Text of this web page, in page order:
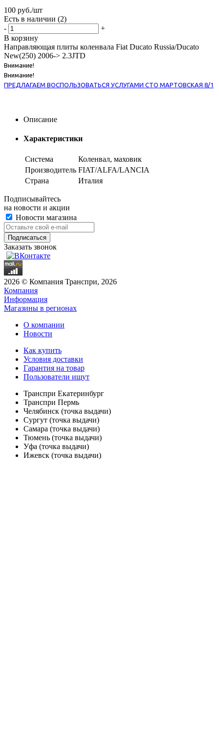
100 руб./шт
Есть в наличии (2)
-
+
В корзину
Направляющая плиты коленвала Fiat Ducato Russia/Ducato
New(250) 2006-> 2.3JTD
Внимание!
Внимание!
ПРЕДЛАГАЕМ ВОСПОЛЬЗОВАТЬСЯ УСЛУГАМИ СТО МАРТОВСКАЯ 8/1
Описание
Характеристики
Система
Коленвал, маховик
Производитель FIAT/ALFA/LANCIA
Страна
Италия
Подписывайтесь
на новости и акции
Новости магазина
Заказать звонок
2026 © Компания Транспри, 2026
Компания
Информация
Магазины в регионах
О компании
Новости
Как купить
Условия доставки
Гарантия на товар
Пользователи ищут
Транспри Екатеринбург
Транспри Пермь
Челябинск (точка выдачи)
Сургут (точка выдачи)
Самара (точка выдачи)
Тюмень (точка выдачи)
Уфа (точка выдачи)
Ижевск (точка выдачи)